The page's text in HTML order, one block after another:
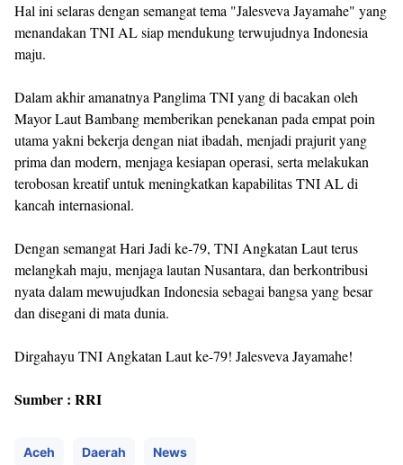
Hal ini selaras dengan semangat tema "Jalesveva Jayamahe" yang
menandakan TNI AL siap mendukung terwujudnya Indonesia
maju.
Dalam akhir amanatnya Panglima TNI yang di bacakan oleh
Mayor Laut Bambang memberikan penekanan pada empat poin
utama yakni bekerja dengan niat ibadah, menjadi prajurit yang
prima dan modern, menjaga kesiapan operasi, serta melakukan
terobosan kreatif untuk meningkatkan kapabilitas TNI AL di
kancah internasional.
Dengan semangat Hari Jadi ke-79, TNI Angkatan Laut terus
melangkah maju, menjaga lautan Nusantara, dan berkontribusi
nyata dalam mewujudkan Indonesia sebagai bangsa yang besar
dan disegani di mata dunia.
Dirgahayu TNI Angkatan Laut ke-79! Jalesveva Jayamahe!
Sumber : RRI
Aceh Daerah News